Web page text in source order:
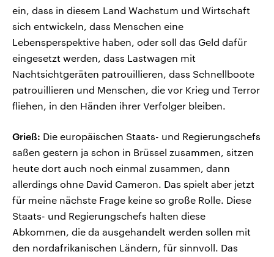
ein, dass in diesem Land Wachstum und Wirtschaft
sich entwickeln, dass Menschen eine
Lebensperspektive haben, oder soll das Geld dafür
eingesetzt werden, dass Lastwagen mit
Nachtsichtgeräten patrouillieren, dass Schnellboote
patrouillieren und Menschen, die vor Krieg und Terror
fliehen, in den Händen ihrer Verfolger bleiben.
Grieß: Die europäischen Staats- und Regierungschefs
saßen gestern ja schon in Brüssel zusammen, sitzen
heute dort auch noch einmal zusammen, dann
allerdings ohne David Cameron. Das spielt aber jetzt
für meine nächste Frage keine so große Rolle. Diese
Staats- und Regierungschefs halten diese
Abkommen, die da ausgehandelt werden sollen mit
den nordafrikanischen Ländern, für sinnvoll. Das